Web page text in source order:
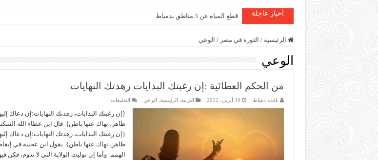
أخبار عاجلة قطع المياه عن 3 مناطق بدمياط
الرئيسية / الثورة في مصر / الوعي
الوعي
من الحكم العطائية :إن رغبتك البدايات زهدتك النهايات
نافذه دمياط 30 أبريل، 2022 التربية الرئيسية الوعي التعليقات
الحكم
العطائية
:إن
رغبتك
البدايات
زهدتك
النهايات
مغلقة
{إن رغبتك البدايات، زهدتك النهايات؛إن دعاك
ظاهر، نهاك عنها باطن}. قال ابن عطاء الله
{إن رغبتك البدايات، زهدتك النهايات؛إن دعاك
ظاهر، نهاك عنها باطن}. يقول ابن عجيبة في
الهمم: وأما إن توليت الولاية التي لا تدوم، فكن